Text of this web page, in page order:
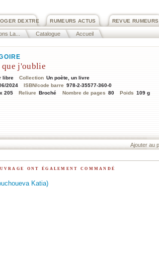
REVUE RUMEURS
RUMEURS ACTUS
DEXTRE
La... Catalogue Accueil
que j'oublie
libre Collection Un poète, un livre
2024 ISBN/code barre 978-2-35577-360-0
205 Reliure Broché Nombre de pages 80 Poids 109 g
ont également commandé
Katia)